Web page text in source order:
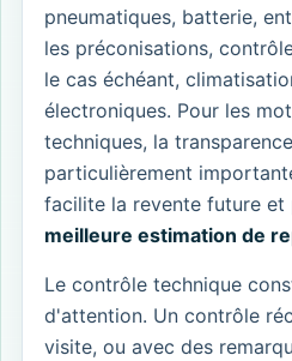
pneumatiques, batterie,
les préconisations,
le cas échéant,
électroniques. Pour les
techniques, la
particulièrement
facilite la revente future et
meilleure estimation de
Le contrôle technique
d'attention. Un contrôle
visite, ou avec des